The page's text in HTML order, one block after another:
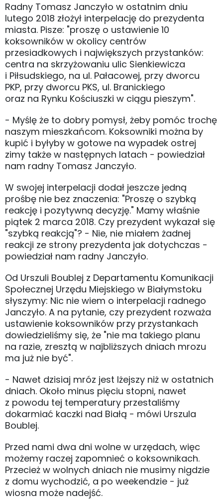
Radny Tomasz Janczyło w ostatnim dniu
lutego 2018 złożył interpelację do prezydenta
miasta. Pisze: "proszę o ustawienie 10
koksowników w okolicy centrów
przesiadkowych i największych przystanków:
centra na skrzyżowaniu ulic Sienkiewicza
i Piłsudskiego, na ul. Pałacowej, przy dworcu
PKP, przy dworcu PKS, ul. Branickiego
oraz na Rynku Kościuszki w ciągu pieszym".
- Myślę że to dobry pomysł, żeby pomóc trochę
naszym mieszkańcom. Koksowniki można by
kupić i byłyby w gotowe na wypadek ostrej
zimy także w następnych latach - powiedział
nam radny Tomasz Janczyło.
W swojej interpelacji dodał jeszcze jedną
prośbę nie bez znaczenia: "Proszę o szybką
reakcję i pozytywną decyzję." Mamy właśnie
piątek 2 marca 2018. Czy prezydent wykazał się
"szybką reakcją"? - Nie, nie miałem żadnej
reakcji ze strony prezydenta jak dotychczas -
powiedział nam radny Janczyło.
Od Urszuli Boublej z Departamentu Komunikacji
Społecznej Urzędu Miejskiego w Białymstoku
słyszymy: Nic nie wiem o interpelacji radnego
Janczyło. A na pytanie, czy prezydent rozważa
ustawienie koksowników przy przystankach
dowiedzieliśmy się, że "nie ma takiego planu
na razie, zresztą w najbliższych dniach mrozu
ma już nie być".
- Nawet dzisiaj mróz jest lżejszy niż w ostatnich
dniach. Około minus pięciu stopni, nawet
z powodu tej temperatury przestaliśmy
dokarmiać kaczki nad Białą - mówi Urszula
Boublej.
Przed nami dwa dni wolne w urzędach, więc
możemy raczej zapomnieć o koksownikach.
Przecież w wolnych dniach nie musimy nigdzie
z domu wychodzić, a po weekendzie - już
wiosna może nadejść.